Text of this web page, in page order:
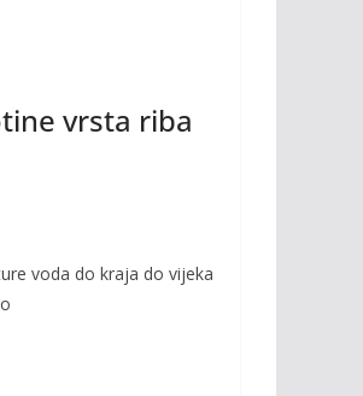
vrsta riba
voda do kraja do vijeka